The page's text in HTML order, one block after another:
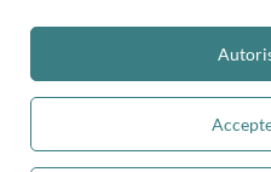
vous pouvez